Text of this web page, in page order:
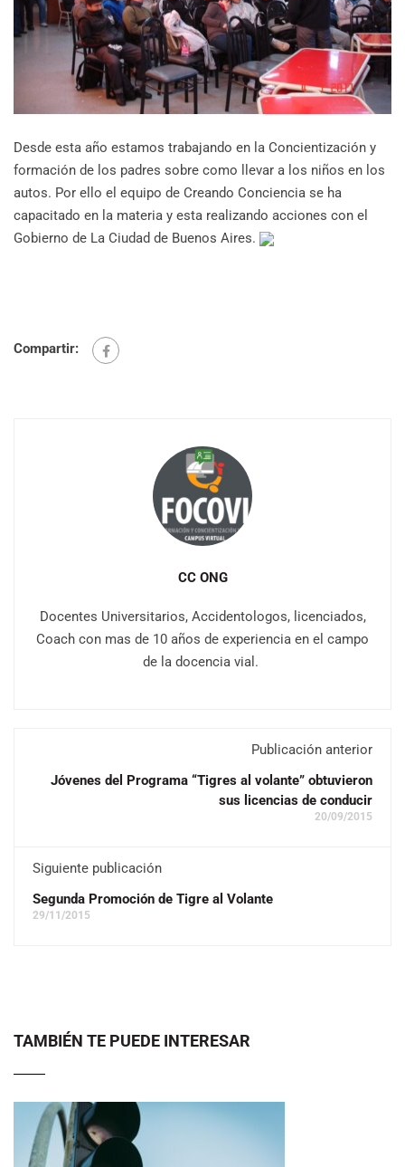
Desde esta año estamos trabajando en la Concientización y
formación de los padres sobre como llevar a los niños en los
autos. Por ello el equipo de Creando Conciencia se ha
capacitado en la materia y esta realizando acciones con el
Gobierno de La Ciudad de Buenos Aires.
Compartir:
CC ONG
Docentes Universitarios, Accidentologos, licenciados,
Coach con mas de 10 años de experiencia en el campo
de la docencia vial.
Publicación anterior
Jóvenes del Programa “Tigres al volante” obtuvieron
sus licencias de conducir
20/09/2015
Siguiente publicación
Segunda Promoción de Tigre al Volante
29/11/2015
TAMBIÉN TE PUEDE INTERESAR